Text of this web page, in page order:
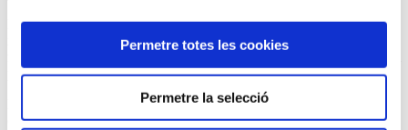
Permetre totes les cookies
Permetre la selecció
La forma més natural de menjar una xirimoia és tallar-la en dues
meitats, retirar la petita i dura tija interior i gaudir-la a cullerades,
propietats.
Pots preparar una crema de xirimoies, buidant la seva carn en un
colador xinès per a eliminar les llavors, afegeix suc de llimona.